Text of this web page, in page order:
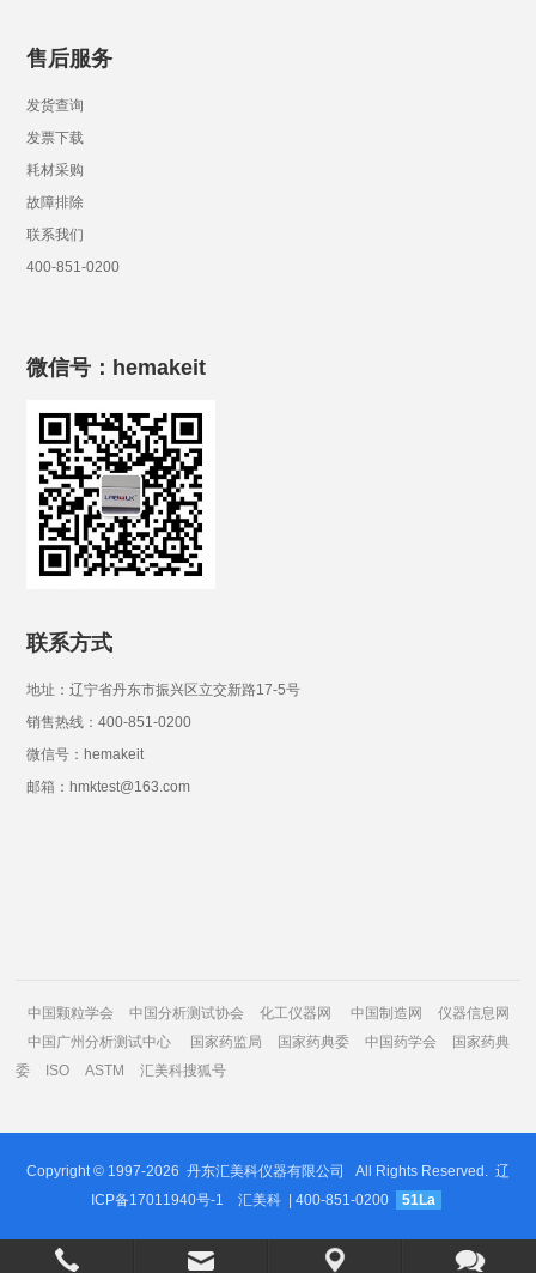
售后服务
发货查询
发票下载
耗材采购
故障排除
联系我们
400-851-0200
微信号：hemakeit
联系方式
地址：辽宁省丹东市振兴区立交新路17-5号
销售热线：400-851-0200
微信号：hemakeit
邮箱：hmktest@163.com
中国颗粒学会 中国分析测试协会 化工仪器网 中国制造网
仪器信息网
中国广州分析测试中心
国家药监局 国家药典委 中国药学会
国家药典
委
ISO ASTM 汇美科搜狐号
Copyright © 1997-2026 丹东汇美科仪器有限公司 All Rights Reserved. 辽
ICP备17011940号-1
汇美科 | 400-851-0200 51La